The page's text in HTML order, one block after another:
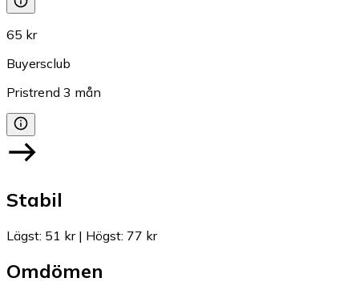
65 kr
Buyersclub
Pristrend 3 mån
Stabil
Lägst: 51 kr| Högst: 77 kr
Omdömen